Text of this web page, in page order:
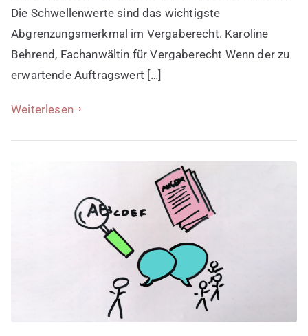
Die Schwellenwerte sind das wichtigste
Abgrenzungsmerkmal im Vergaberecht. Karoline
Behrend, Fachanwältin für Vergaberecht Wenn der zu
erwartende Auftragswert […]
Weiterlesen